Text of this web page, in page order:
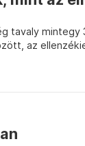
tavaly
az